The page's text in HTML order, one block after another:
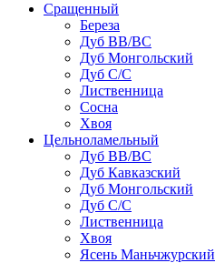
Сращенный
Береза
Дуб ВВ/ВС
Дуб Монгольский
Дуб С/С
Лиственница
Сосна
Хвоя
Цельноламельный
Дуб ВВ/ВС
Дуб Кавказский
Дуб Монгольский
Дуб С/С
Лиственница
Хвоя
Ясень Маньчжурский